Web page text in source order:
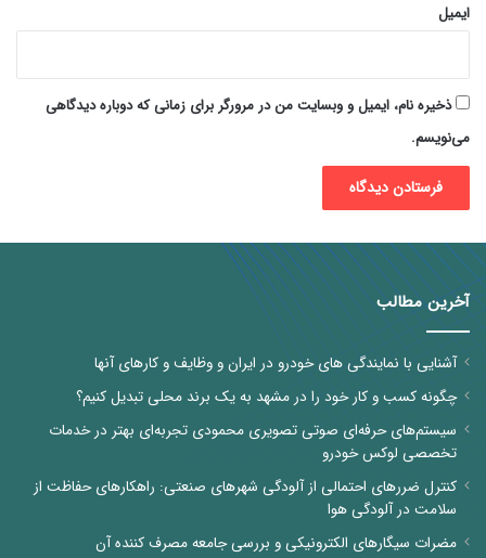
ایمیل
ذخیره نام، ایمیل و وبسایت من در مرورگر برای زمانی که دوباره دیدگاهی
می‌نویسم.
آخرین مطالب
آشنایی با نمایندگی های خودرو در ایران و وظایف و کارهای آنها
چگونه کسب و کار خود را در مشهد به یک برند محلی تبدیل کنیم؟
سیستم‌های حرفه‌ای صوتی تصویری محمودی تجربه‌ای بهتر در خدمات
تخصصی لوکس خودرو
کنترل ضررهای احتمالی از آلودگی شهرهای صنعتی: راهکارهای حفاظت از
سلامت در آلودگی هوا
مضرات سیگارهای الکترونیکی و بررسی جامعه مصرف کننده آن